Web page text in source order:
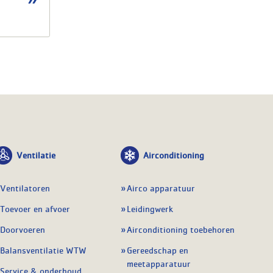
Ventilatie
Ventilatoren
Toevoer en afvoer
Doorvoeren
Balansventilatie WTW
Service & onderhoud
Airconditioning
Airco apparatuur
Leidingwerk
Airconditioning toebehoren
Gereedschap en
meetapparatuur